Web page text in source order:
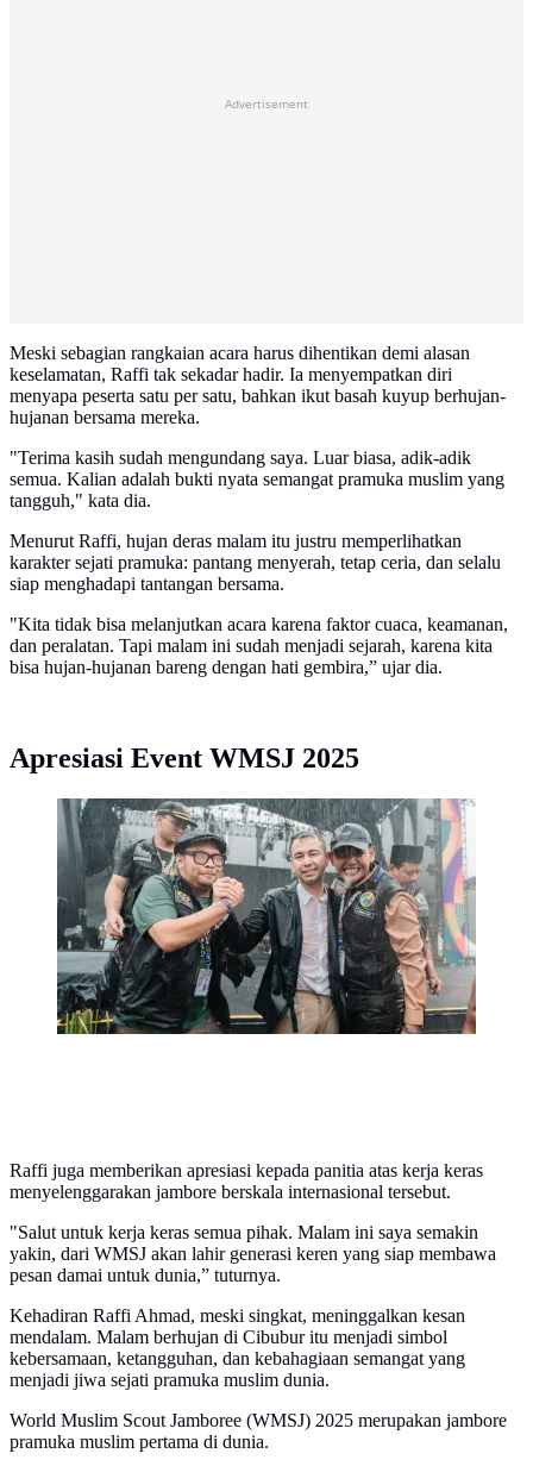
Advertisement
Meski sebagian rangkaian acara harus dihentikan demi alasan
keselamatan, Raffi tak sekadar hadir. Ia menyempatkan diri
menyapa peserta satu per satu, bahkan ikut basah kuyup berhujan-
hujanan bersama mereka.
"Terima kasih sudah mengundang saya. Luar biasa, adik-adik
semua. Kalian adalah bukti nyata semangat pramuka muslim yang
tangguh," kata dia.
Menurut Raffi, hujan deras malam itu justru memperlihatkan
karakter sejati pramuka: pantang menyerah, tetap ceria, dan selalu
siap menghadapi tantangan bersama.
"Kita tidak bisa melanjutkan acara karena faktor cuaca, keamanan,
dan peralatan. Tapi malam ini sudah menjadi sejarah, karena kita
bisa hujan-hujanan bareng dengan hati gembira,” ujar dia.
Apresiasi Event WMSJ 2025
Utusan Khusus Presiden Bidang Pembinaan Generasi
Muda dan Pekerja Seni, Raffi Ahmad, hadir memberi
semangat para peserta World Moslem Scout Jamboree
(WMSJ) 2025 di Bumi Perkemahan Cibubur, Jakarta
Timur. (Istimewa)
Raffi juga memberikan apresiasi kepada panitia atas kerja keras
menyelenggarakan jambore berskala internasional tersebut.
"Salut untuk kerja keras semua pihak. Malam ini saya semakin
yakin, dari WMSJ akan lahir generasi keren yang siap membawa
pesan damai untuk dunia,” tuturnya.
Kehadiran Raffi Ahmad, meski singkat, meninggalkan kesan
mendalam. Malam berhujan di Cibubur itu menjadi simbol
kebersamaan, ketangguhan, dan kebahagiaan semangat yang
menjadi jiwa sejati pramuka muslim dunia.
World Muslim Scout Jamboree (WMSJ) 2025 merupakan jambore
pramuka muslim pertama di dunia.